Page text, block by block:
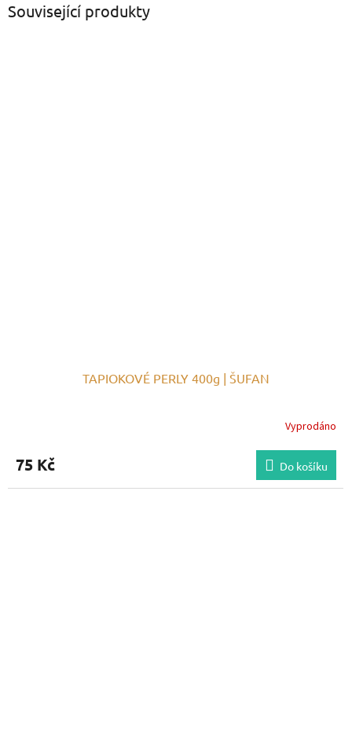
Související produkty
TAPIOKOVÉ PERLY 400g | ŠUFAN
Vyprodáno
75 Kč Do košíku